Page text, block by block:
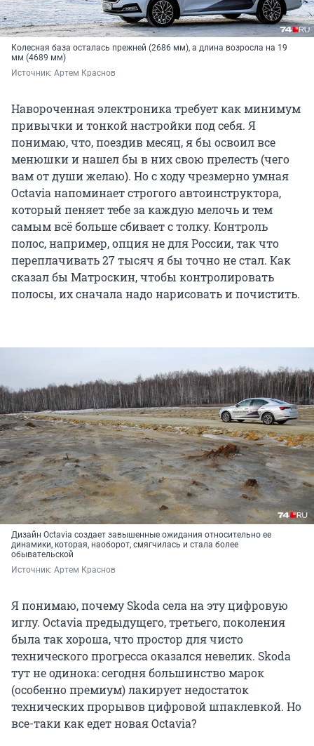
Колесная база осталась прежней (2686 мм), а длина возросла на 19
мм (4689 мм)
Источник: Артем Краснов
Навороченная электроника требует как минимум
привычки и тонкой настройки под себя. Я
понимаю, что, поездив месяц, я бы освоил все
менюшки и нашел бы в них свою прелесть (чего
вам от души желаю). Но с ходу чрезмерно умная
Octavia напоминает строгого автоинструктора,
который пеняет тебе за каждую мелочь и тем
самым всё больше сбивает с толку. Контроль
полос, например, опция не для России, так что
переплачивать 27 тысяч я бы точно не стал. Как
сказал бы Матроскин, чтобы контролировать
полосы, их сначала надо нарисовать и почистить.
Дизайн Octavia создает завышенные ожидания относительно ее
динамики, которая, наоборот, смягчилась и стала более
обывательской
Источник: Артем Краснов
Я понимаю, почему Skoda села на эту цифровую
иглу. Octavia предыдущего, третьего, поколения
была так хороша, что простор для чисто
технического прогресса оказался невелик. Skoda
тут не одинока: сегодня большинство марок
(особенно премиум) лакирует недостаток
технических прорывов цифровой шпаклевкой. Но
все-таки как едет новая Octavia?